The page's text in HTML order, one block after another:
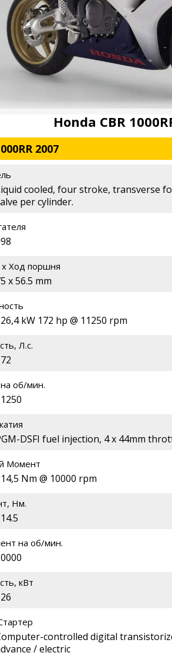
Honda CBR
2007
cooled, four stroke, transverse
per cylinder.
Ход поршня
x 56.5 mm
kW 172 hp @ 11250 rpm
Л.с.
об/мин.
DSFI fuel injection, 4 x 44mm
Момент
Nm @ 10000 rpm
Нм.
на об/мин.
кВт
controlled digital
/ electric